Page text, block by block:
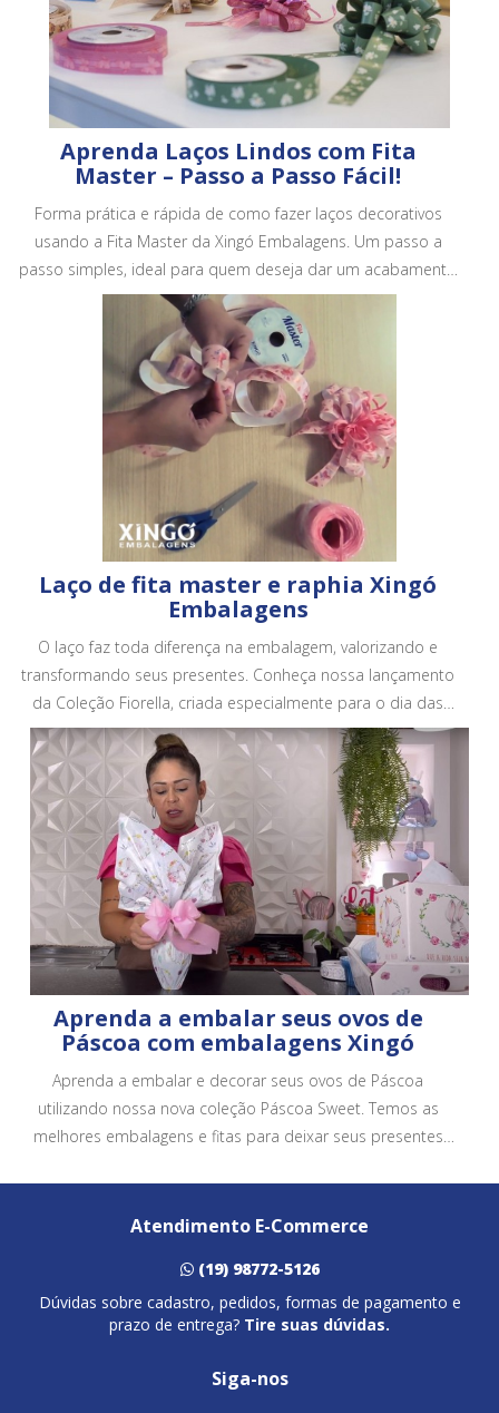
Aprenda Laços Lindos com Fita
Master – Passo a Passo Fácil!
Forma prática e rápida de como fazer laços decorativos
usando a Fita Master da Xingó Embalagens. Um passo a
passo simples, ideal para quem deseja dar um acabamento
mais bonito e profissional em embalagens, cestas e
presentes.
Laço de fita master e raphia Xingó
Embalagens
O laço faz toda diferença na embalagem, valorizando e
transformando seus presentes. Conheça nossa lançamento
da Coleção Fiorella, criada especialmente para o dia das
mães. Conheça todos os nossos produtos em no site.
Aprenda a embalar seus ovos de
Páscoa com embalagens Xingó
Aprenda a embalar e decorar seus ovos de Páscoa
utilizando nossa nova coleção Páscoa Sweet. Temos as
melhores embalagens e fitas para deixar seus presentes
Atendimento E-Commerce
(19) 98772-5126
Dúvidas sobre cadastro, pedidos, formas de pagamento e
prazo de entrega? Tire suas dúvidas.
Siga-nos